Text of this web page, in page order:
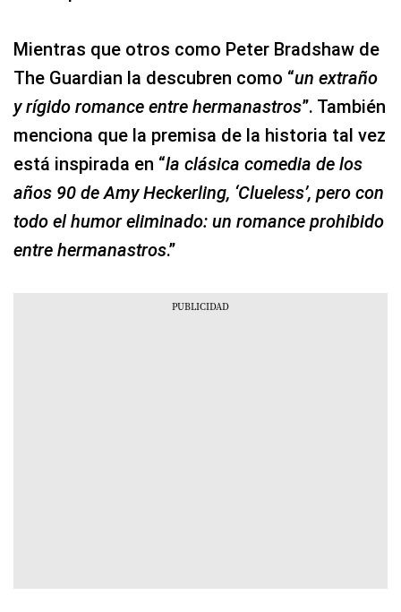
Mientras que otros como Peter Bradshaw de
The Guardian la descubren como “un extraño
y rígido romance entre hermanastros”. También
menciona que la premisa de la historia tal vez
está inspirada en “la clásica comedia de los
años 90 de Amy Heckerling, ‘Clueless’, pero con
todo el humor eliminado: un romance prohibido
entre hermanastros.”